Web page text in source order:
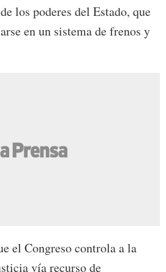
los poderes del Estado, que
en un sistema de frenos y
el Congreso controla a la
vía recurso de